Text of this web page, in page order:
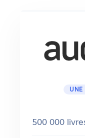
500 000